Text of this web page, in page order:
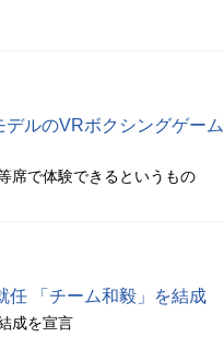
ルのVRボクシングゲーム
席で体験できるというもの
任 「チーム和毅」を結成
成を宣言